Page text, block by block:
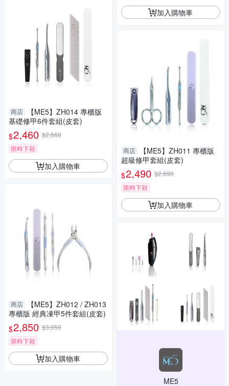
商店
【ME5】ZH014 專櫃版
基礎修甲6件套組(皮套)
$2,460 $2,660
限時下殺
加入購物車
商店
【ME5】ZH012 / ZH013
專櫃版 經典凍甲5件套組(皮套)
$2,850 $3,050
限時下殺
加入購物車
加入購物車
商店
【ME5】ZH011 專櫃版
超級修甲套組(皮套)
$2,490 $2,690
限時下殺
加入購物車
ME5